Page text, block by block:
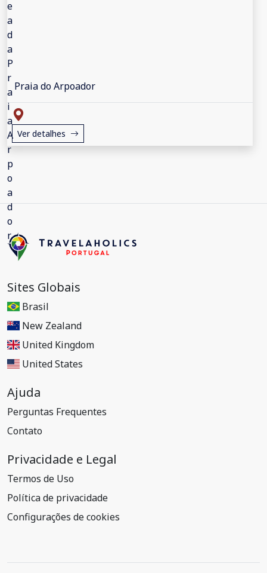
Praia do Arpoador
Ver detalhes
Sites Globais
Brasil
New Zealand
United Kingdom
United States
Ajuda
Perguntas Frequentes
Contato
Privacidade e Legal
Termos de Uso
Política de privacidade
Configurações de cookies